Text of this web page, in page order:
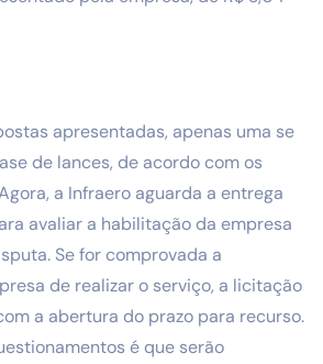
apresentadas, apenas uma se
de lances, de acordo com os
a Infraero aguarda a entrega
avaliar a habilitação da empresa
Se for comprovada a
de realizar o serviço, a licitação
a abertura do prazo para recurso.
é que serão